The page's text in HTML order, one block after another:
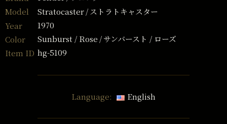
Model
Stratocaster
ストラトキャスター
Year
1970
Color
Sunburst / Rose
サンバースト / ローズ
Item ID hg-5109
Language: English